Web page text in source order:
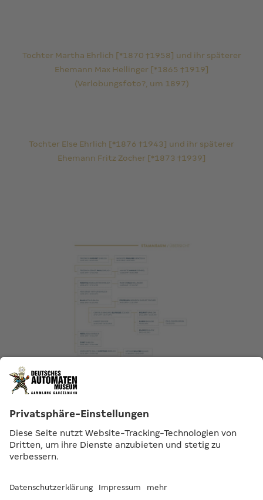
Tochter Martha Ehrlich [*1870 †1958] und ihr späterer
Ehemann Max Hellinger [*1865 †1919]
(Verlobungsfoto?, um 1897)
Tochter Else Ehrlich [*1876 †1943] und ihr späterer
Ehemann Fritz Zocher [*1873 †1939]
Kontakt|AGB|Impressum & Datenschutz